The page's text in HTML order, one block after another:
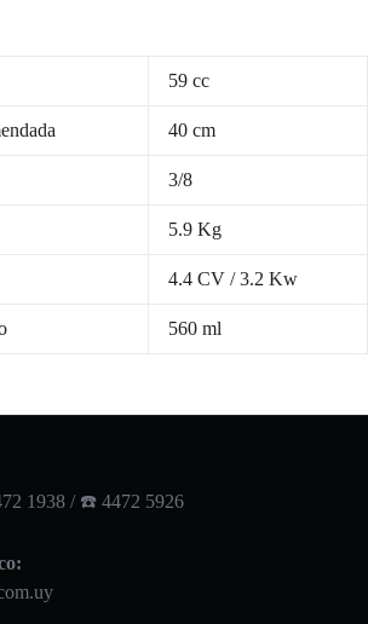
59 cc
40 cm
3/8
5.9 Kg
4.4 CV / 3.2 Kw
560 ml
1938 / ☎️ 4472 5926